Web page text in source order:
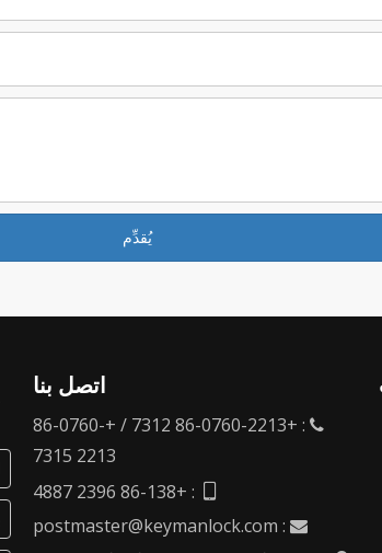
يُقدِّم
اتصل بنا

: +86-0760-2213 7312 / +86-0760-
2213 7315

: +86-138 2396 4887

:
postmaster@keymanlock.com